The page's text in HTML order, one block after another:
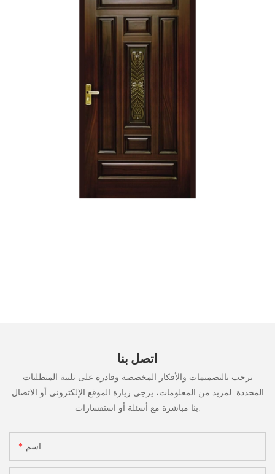
اتصل بنا
نرحب بالتصميمات والأفكار المخصصة وقادرة على تلبية المتطلبات
المحددة. لمزيد من المعلومات، يرجى زيارة الموقع الإلكتروني أو الاتصال
اسم